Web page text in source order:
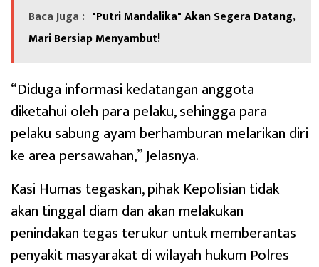
Baca Juga : "Putri Mandalika" Akan Segera Datang,
Mari Bersiap Menyambut!
“Diduga informasi kedatangan anggota
diketahui oleh para pelaku, sehingga para
pelaku sabung ayam berhamburan melarikan diri
ke area persawahan,” Jelasnya.
Kasi Humas tegaskan, pihak Kepolisian tidak
akan tinggal diam dan akan melakukan
penindakan tegas terukur untuk memberantas
penyakit masyarakat di wilayah hukum Polres